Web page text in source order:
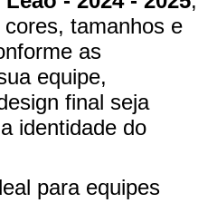
tamanhos e
as
equipe,
final seja
identidade do
para equipes